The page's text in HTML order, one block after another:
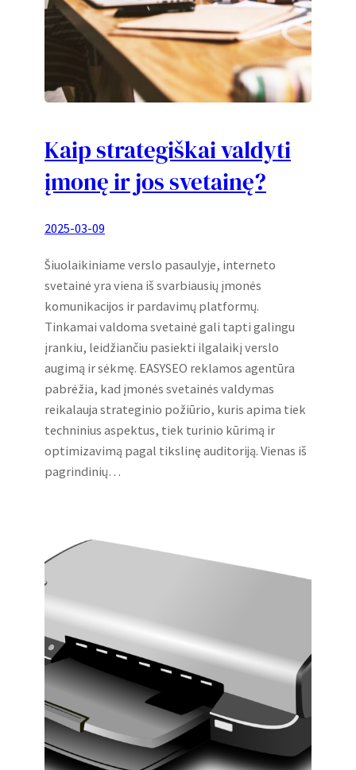
Kaip strategiškai valdyti
įmonę ir jos svetainę?
2025-03-09
Šiuolaikiniame verslo pasaulyje, interneto
svetainė yra viena iš svarbiausių įmonės
komunikacijos ir pardavimų platformų.
Tinkamai valdoma svetainė gali tapti galingu
įrankiu, leidžiančiu pasiekti ilgalaikį verslo
augimą ir sėkmę. EASYSEO reklamos agentūra
pabrėžia, kad įmonės svetainės valdymas
reikalauja strateginio požiūrio, kuris apima tiek
techninius aspektus, tiek turinio kūrimą ir
optimizavimą pagal tikslinę auditoriją. Vienas iš
pagrindinių…